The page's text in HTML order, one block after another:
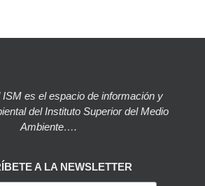
es el espacio de información y
del Instituto Superior del Medio
Ambiente….
A LA NEWSLETTER